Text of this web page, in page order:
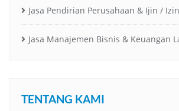
Jasa Pendirian Perusahaan & Ijin /
Jasa Manajemen Bisnis & Keuangan
TENTANG KAMI